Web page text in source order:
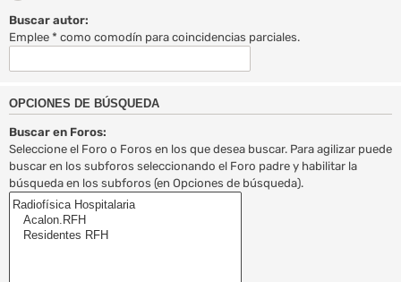
Buscar autor:
Emplee * como comodín para coincidencias parciales.
OPCIONES DE BÚSQUEDA
Buscar en Foros:
Seleccione el Foro o Foros en los que desea buscar. Para agilizar puede
buscar en los subforos seleccionando el Foro padre y habilitar la
búsqueda en los subforos (en Opciones de búsqueda).